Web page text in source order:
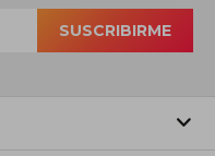
SUSCRIBIRME